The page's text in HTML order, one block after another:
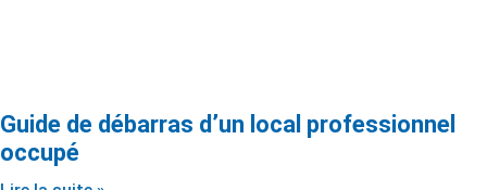
Guide de débarras d’un local professionnel
occupé